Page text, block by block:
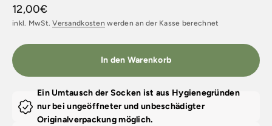
Angebot
12,00€
inkl. MwSt.Versandkosten werden an der Kasse berechnet
In den Warenkorb
Ein Umtausch der Socken ist aus Hygienegründen
nur bei ungeöffneter und unbeschädigter
Originalverpackung möglich.